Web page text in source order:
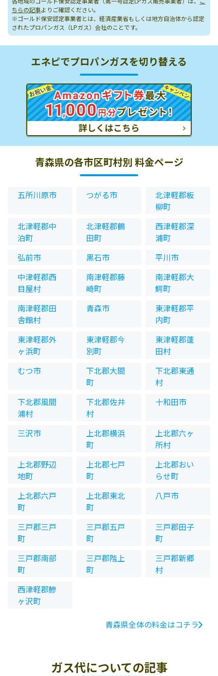
ちらの記事よりご確認ください。
※ゴールド保安認定事業者とは、経済産業省もしくは地方自治体から認定
されたプロパンガス（LPガス）会社のことです。
エネピでプロパンガスを切り替える
青森県の各市区町村別 料金ページ
五所川原市 つがる市
北津軽郡板
柳町
北津軽郡中
泊町
北津軽郡鶴
田町
西津軽郡深
浦町
弘前市
黒石市
平川市
中津軽郡西
目屋村
南津軽郡藤
崎町
南津軽郡大
鰐町
南津軽郡田
舎館村
青森市
東津軽郡平
内町
東津軽郡外
ヶ浜町
東津軽郡今
別町
東津軽郡蓬
田村
むつ市
下北郡大間
町
下北郡東通
村
下北郡風間
浦村
下北郡佐井
村
十和田市
三沢市
上北郡横浜
町
上北郡六ヶ
所村
上北郡野辺
地町
上北郡七戸
町
上北郡おい
らせ町
上北郡六戸
町
上北郡東北
町
八戸市
三戸郡三戸
町
三戸郡五戸
町
三戸郡田子
町
三戸郡南部
町
三戸郡階上
町
三戸郡新郷
村
西津軽郡鰺
ヶ沢町
青森県全体の料金はコチラ
ガス代についての記事